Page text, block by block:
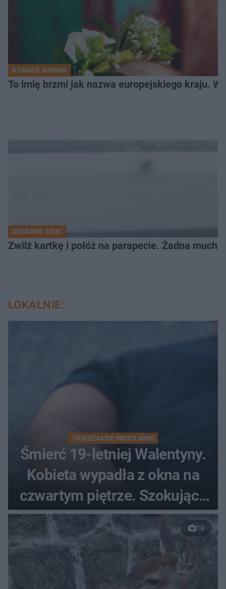
RZADKIE IMIONA
To imię brzmi jak nazwa europejskiego kraju.
DOMOWE TRIKI
Zwilż kartkę i połóż na parapecie. Żadna
LOKALNIE:
TRAGEDIA WE WROCŁAWIU
Śmierć 19-letniej Walentyny.
Kobieta wypadła z okna na
czwartym piętrze. Szokujące
nagranie trafiło do sieci
10